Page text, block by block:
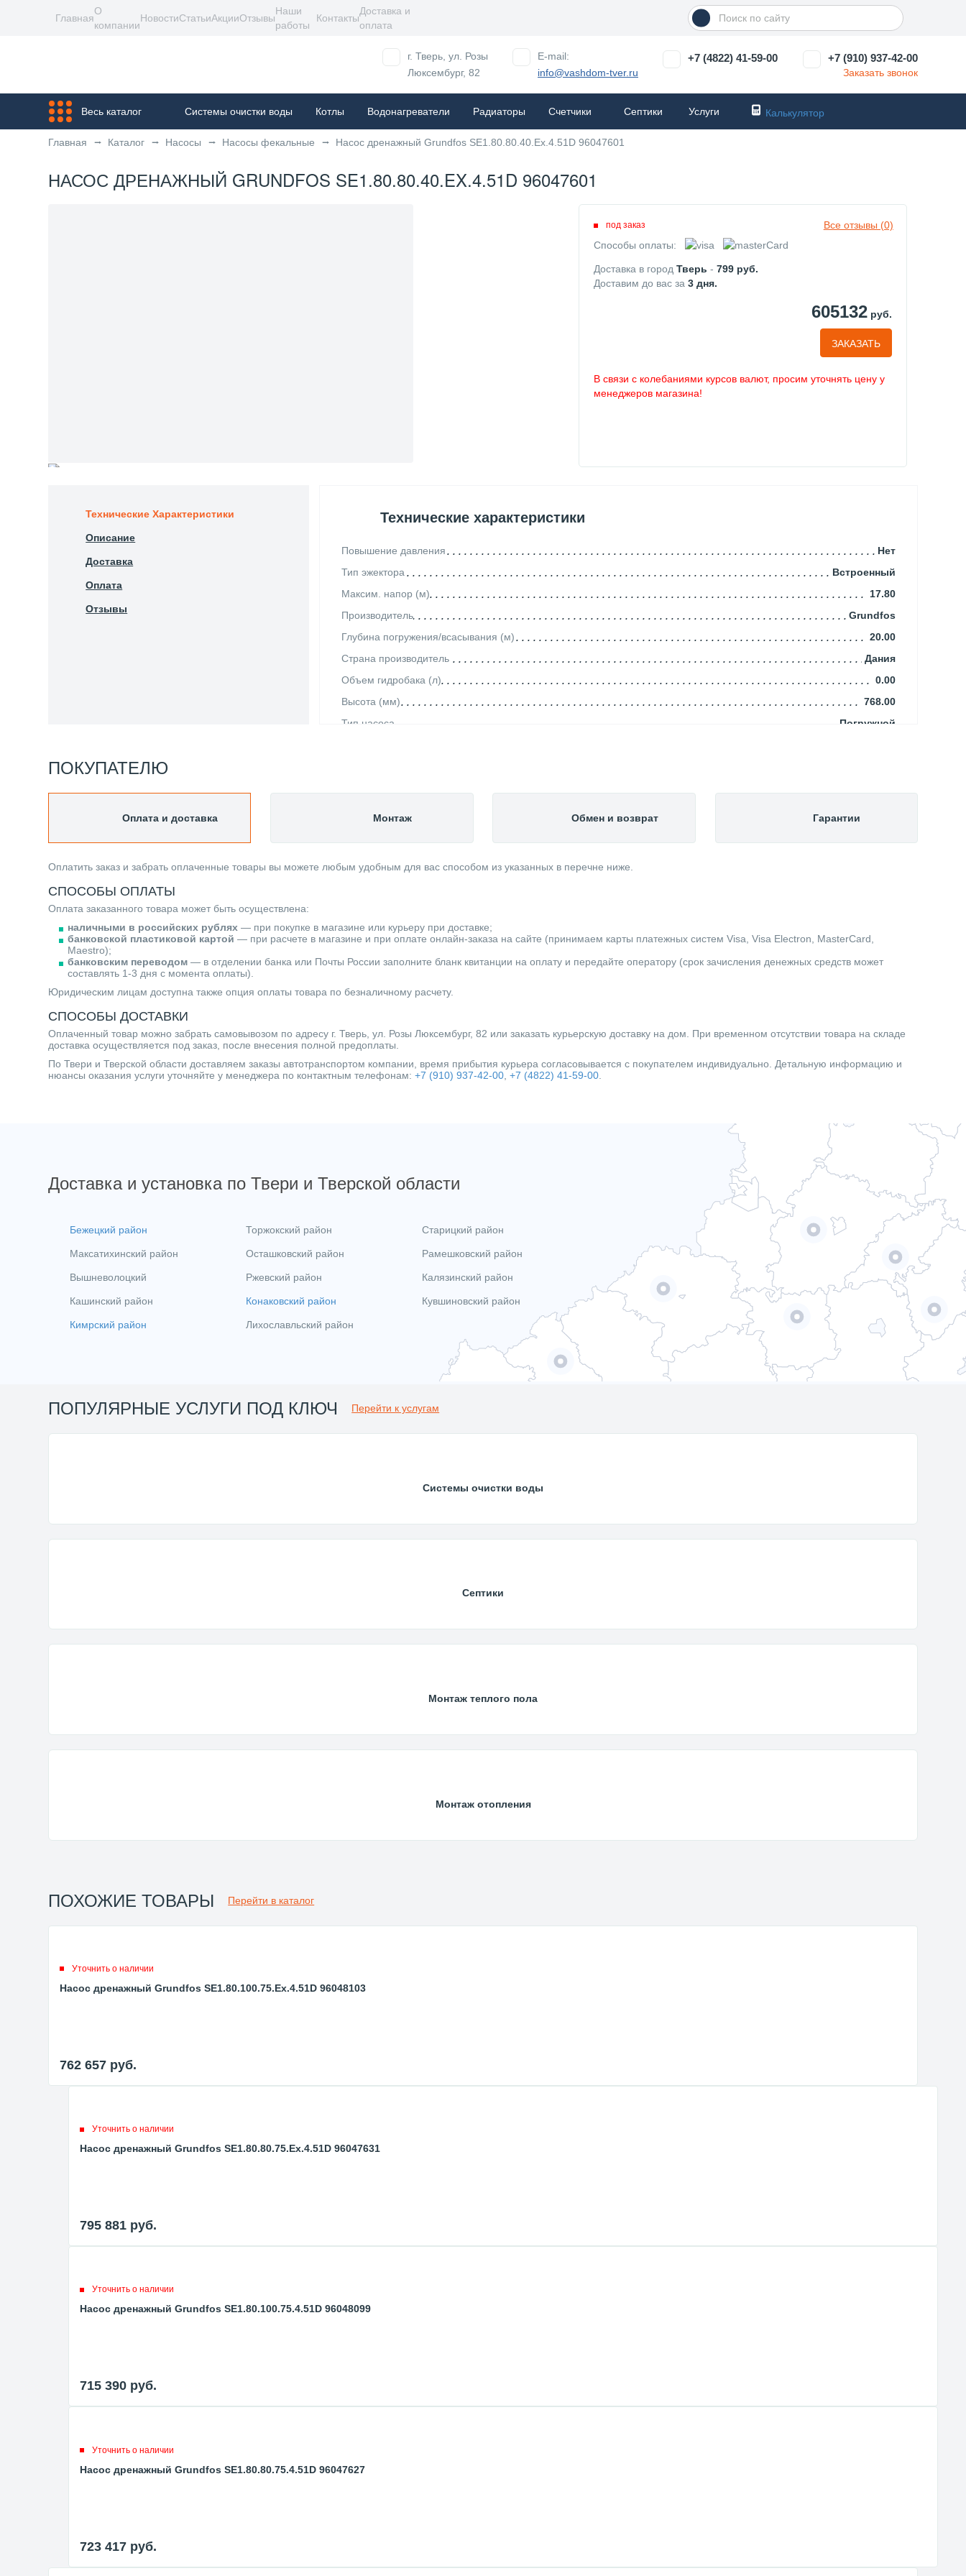
Главная
О
компании
НовостиСтатьиАкцииОтзывы
Наши
работы
Контакты
Доставка и
оплата
г. Тверь, ул. Розы
Люксембург, 82
E-mail:
info@vashdom-tver.ru
+7 (4822) 41-59-00 +7 (910) 937-42-00
Заказать звонок
Весь каталог Системы очистки воды Котлы Водонагреватели Радиаторы Cчетчики Септики Услуги Калькулятор
Главная Каталог Насосы Насосы фекальные Насос дренажный Grundfos SE1.80.80.40.Ex.4.51D 96047601
НАСОС ДРЕНАЖНЫЙ GRUNDFOS SE1.80.80.40.EX.4.51D 96047601
Все отзывы (0)
под заказ
Способы оплаты:
Доставка в город Тверь - 799 руб.
Доставим до вас за 3 дня.
605132руб.
ЗАКАЗАТЬ
В связи с колебаниями курсов валют, просим уточнять цену у
менеджеров магазина!
Технические Характеристики Технические характеристики
Повышение давления
Нет
Тип эжектора
Встроенный
Максим. напор (м)
17.80
Производитель
Grundfos
Глубина погружения/всасывания (м)
20.00
Страна производитель
Дания
Объем гидробака (л)
0.00
Высота (мм)
768.00
Тип насоса
Погружной
Диаметр выходного отверстия
Минимальная рабочая температура (°С)
Максимальная производительность (м3/ч)
177.12
Тип вход. напряжения
Категория
Насосы
Описание
Доставка
Оплата
Отзывы
ПОКУПАТЕЛЮ
Оплата и доставка
Оплатить заказ и забрать оплаченные товары вы можете любым удобным для вас способом из указанных в перечне ниже.
СПОСОБЫ ОПЛАТЫ
Оплата заказанного товара может быть осуществлена:
наличными в российских рублях — при покупке в магазине или курьеру при доставке;
банковской пластиковой картой — при расчете в магазине и при оплате онлайн-заказа на сайте (принимаем карты платежных систем Visa, Visa Electron, MasterCard,
Maestro);
банковским переводом — в отделении банка или Почты России заполните бланк квитанции на оплату и передайте оператору (срок зачисления денежных средств может
составлять 1-3 дня с момента оплаты).
Юридическим лицам доступна также опция оплаты товара по безналичному расчету.
СПОСОБЫ ДОСТАВКИ
Оплаченный товар можно забрать самовывозом по адресу г. Тверь, ул. Розы Люксембург, 82 или заказать курьерскую доставку на дом. При временном отсутствии товара на складе
доставка осуществляется под заказ, после внесения полной предоплаты.
По Твери и Тверской области доставляем заказы автотранспортом компании, время прибытия курьера согласовывается с покупателем индивидуально. Детальную информацию и
нюансы оказания услуги уточняйте у менеджера по контактным телефонам:+7 (910) 937-42-00 ,+7 (4822) 41-59-00
Монтаж Обмен и возврат Гарантии
Доставка и установка по Твери и Тверской области
Бежецкий район
Максатихинский район
Вышневолоцкий
Кашинский район
Кимрский район
Торжокский район
Осташковский район
Ржевский район
Конаковский район
Лихославльский район
Старицкий район
Рамешковский район
Калязинский район
Кувшиновский район
ПОПУЛЯРНЫЕ УСЛУГИ ПОД КЛЮЧ Перейти к услугам
Системы очистки воды
Септики
Монтаж теплого пола
Монтаж отопления
ПОХОЖИЕ ТОВАРЫ Перейти в каталог
Уточнить о наличии
Насос дренажный Grundfos SE1.80.100.75.Ex.4.51D 96048103
762 657 руб.
Уточнить о наличии
Насос дренажный Grundfos SE1.80.80.75.Ex.4.51D 96047631
795 881 руб.
Уточнить о наличии
Насос дренажный Grundfos SE1.80.100.75.4.51D 96048099
715 390 руб.
Уточнить о наличии
Насос дренажный Grundfos SE1.80.80.75.4.51D 96047627
723 417 руб.